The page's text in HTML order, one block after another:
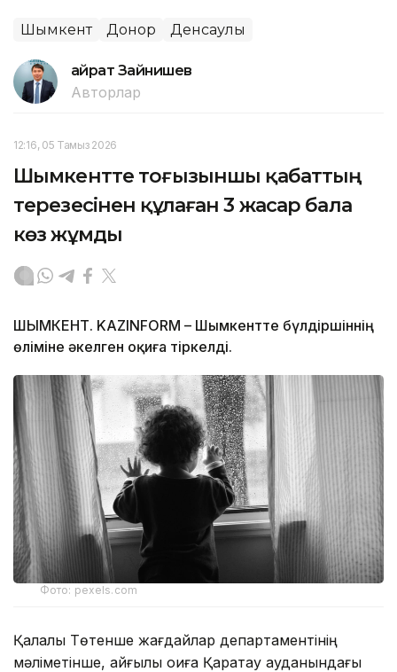
Шымкент Донор Денсаулық
Қайрат Зайнишев
Авторлар
12:16, 05 Тамыз 2026
Шымкентте тоғызыншы қабаттың
терезесінен құлаған 3 жасар бала
көз жұмды
ШЫМКЕНТ. KAZINFORM – Шымкентте бүлдіршіннің
өліміне әкелген оқиға тіркелді.
Фото: pexels.com
Қалалық Төтенше жағдайлар департаментінің
мәліметінше, қайғылы оқиға Қаратау ауданындағы